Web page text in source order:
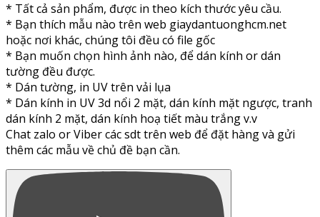
* Tất cả sản phẩm, được in theo kích thước yêu cầu.
* Bạn thích mẫu nào trên web giaydantuonghcm.net
hoặc nơi khác, chúng tôi đều có file gốc
* Bạn muốn chọn hình ảnh nào, để dán kính or dán
tường đều được.
* Dán tường, in UV trên vải lụa
* Dán kính in UV 3d nổi 2 mặt, dán kính mặt ngược, tranh
dán kính 2 mặt, dán kính hoạ tiết màu trắng v.v
Chat zalo or Viber các sdt trên web để đặt hàng và gửi
thêm các mẫu về chủ đề bạn cần.